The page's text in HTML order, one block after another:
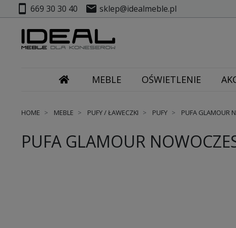
smartphone 669 30 30 40 mail sklep@idealmeble.pl
MEBLE OŚWIETLENIE
HOME MEBLE PUFY / ŁAWECZKI PUFY PUFA GLAMOUR
PUFA GLAMOUR